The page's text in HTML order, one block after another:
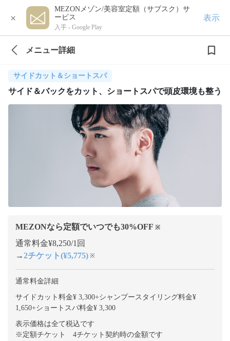
×
MEZONメゾン/美容室定額（サブスク）サ
ービス
入手 - Google Play
表示
メニュー詳細
サイドカット＆ショートスパ
サイド＆バックをカット、ショートスパで頭皮環境も整う
MEZONなら定額でいつでも30%OFF ※
通常料金¥8,250/1回
→2チケット(¥5,775) ※
通常料金詳細
サイドカット料金¥ 3,300+シャンプースタイリング料金¥
1,650+ショートスパ料金¥ 3,300
表示価格は全て税込です
※定額チケット 4チケット契約時の金額です